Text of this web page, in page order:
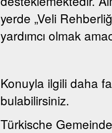
yerde „Veli
yardımcı olmak
Konuyla ilgili daha
bulabilirsiniz.
Türkische